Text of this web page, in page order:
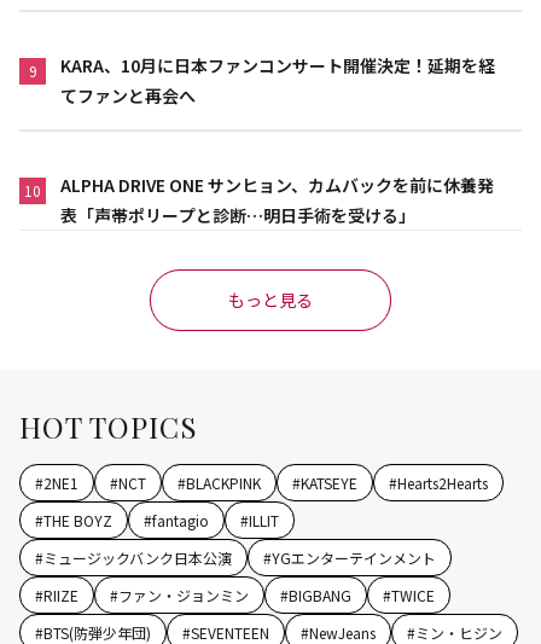
9
KARA、10月に日本ファンコンサート開催決定！延期を経
てファンと再会へ
10
ALPHA DRIVE ONE サンヒョン、カムバックを前に休養発
表「声帯ポリープと診断…明日手術を受ける」
もっと見る
HOT TOPICS
#2NE1 #NCT #BLACKPINK #KATSEYE #Hearts2Hearts
#THE BOYZ #fantagio #ILLIT
#ミュージックバンク日本公演 #YGエンターテインメント
#RIIZE #ファン・ジョンミン #BIGBANG #TWICE
#BTS(防弾少年団) #SEVENTEEN #NewJeans #ミン・ヒジン